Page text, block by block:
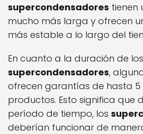
supercondensadores tienen
mucho más larga y ofrecen
más estable a lo largo del
En cuanto a la duración de los
supercondensadores,
ofrecen garantías de hasta 5
productos. Esto significa que
período de tiempo, los
deberían funcionar de